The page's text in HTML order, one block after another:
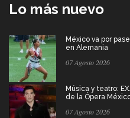
Lo más nuevo
México va por
en Alemania
07 Agosto 2026
Música y teatro:
de la Ópera
07 Agosto 2026